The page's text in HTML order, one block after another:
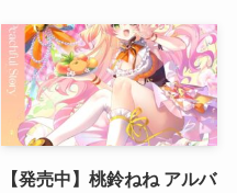
【発売中】桃鈴ねね アルバ